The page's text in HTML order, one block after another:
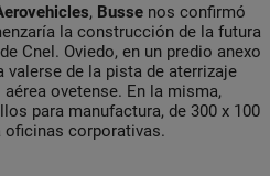
, Busse nos confirmó
la construcción de la futura
Cnel. Oviedo, en un predio anexo
valerse de la pista de aterrizaje
ovetense. En la misma,
para manufactura, de 300 x 100
oficinas corporativas.